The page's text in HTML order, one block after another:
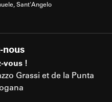
Sant'Angelo
nous
vous !
Grassi et de la Punta